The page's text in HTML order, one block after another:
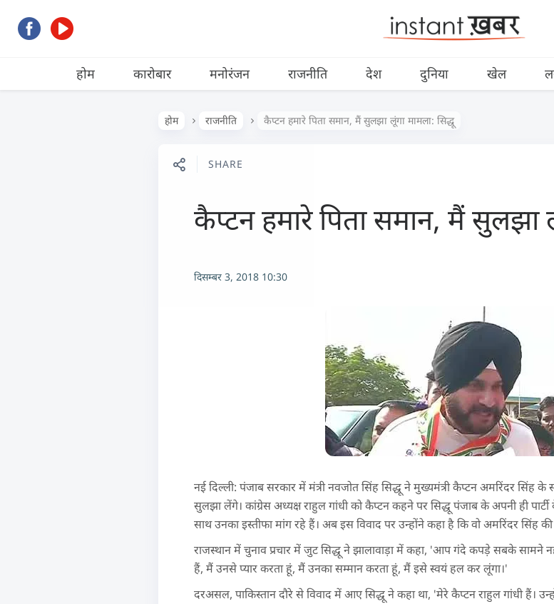
होम कारोबार मनोरंजन राजनीति देश दुनिया खेल
होम राजनीति कैप्टन हमारे पिता समान, मैं सुलझा लूंगा मामला: सिद्धू
SHARE
कैप्टन हमारे पिता समान, मैं सुलझा
दिसम्बर 3, 2018 10:30
नई दिल्ली: पंजाब सरकार में मंत्री नवजोत सिंह सिद्धू ने मुख्यमंत्री कैप्टन अमरिंदर सिंह
सुलझा लेंगे। कांग्रेस अध्यक्ष राहुल गांधी को कैप्टन कहने पर सिद्धू पंजाब के अपनी ही
साथ उनका इस्तीफा मांग रहे हैं। अब इस विवाद पर उन्होंने कहा है कि वो अमरिंदर
राजस्थान में चुनाव प्रचार में जुट सिद्धू ने झालावाड़ा में कहा, 'आप गंदे कपड़े सबके सामने
हैं, मैं उनसे प्यार करता हूं, मैं उनका सम्मान करता हूं, मैं इसे स्वयं हल कर लूंगा।'
दरअसल, पाकिस्तान दौरे से विवाद में आए सिद्धू ने कहा था, 'मेरे कैप्टन राहुल गांधी